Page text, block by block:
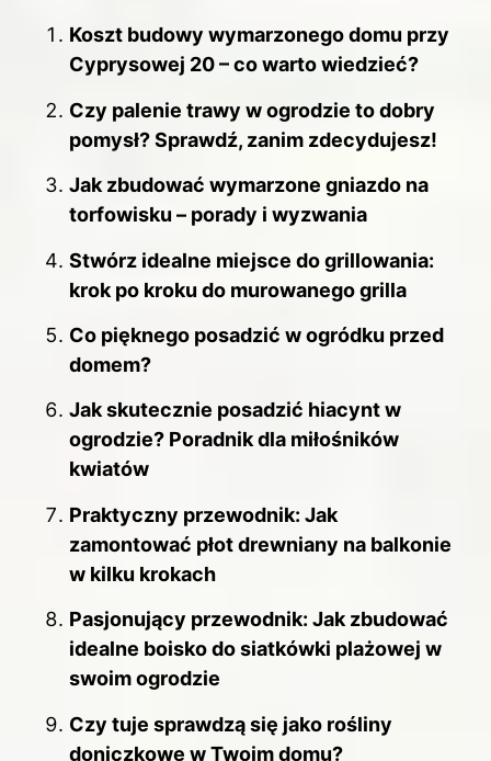
Koszt budowy wymarzonego domu przy
Cyprysowej 20 – co warto wiedzieć?
Czy palenie trawy w ogrodzie to dobry
pomysł? Sprawdź, zanim zdecydujesz!
Jak zbudować wymarzone gniazdo na
torfowisku – porady i wyzwania
Stwórz idealne miejsce do grillowania:
krok po kroku do murowanego grilla
Co pięknego posadzić w ogródku przed
domem?
Jak skutecznie posadzić hiacynt w
ogrodzie? Poradnik dla miłośników
kwiatów
Praktyczny przewodnik: Jak
zamontować płot drewniany na balkonie
w kilku krokach
Pasjonujący przewodnik: Jak zbudować
idealne boisko do siatkówki plażowej w
swoim ogrodzie
Czy tuje sprawdzą się jako rośliny
doniczkowe w Twoim domu?